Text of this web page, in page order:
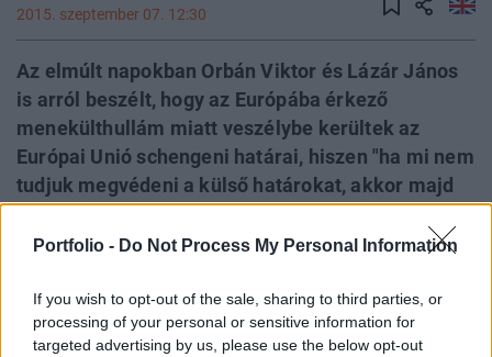
Portfolio - Do Not Process My Personal Information
If you wish to opt-out of the sale, sharing to third parties, or
processing of your personal or sensitive information for
targeted advertising by us, please use the below opt-out
2015. szeptember 07. 12:30
Az elmúlt napokban Orbán Viktor és Lázár János
is arról beszélt, hogy az Európába érkező
menekülthullám miatt veszélybe kerültek az
Európai Unió schengeni határai, hiszen "ha mi nem
tudjuk megvédeni a külső határokat, akkor majd
készített egy elemzést az Erste Bank, mely azt
mennyit profitáltak eddig a schengeni
rendszerből.